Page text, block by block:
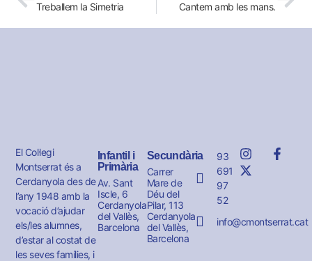
Treballem la Simetria
Cantem amb les mans.
El Col·legi
Montserrat és a
Cerdanyola des de
l’any 1948 amb la
vocació d’ajudar
els/les alumnes,
d’estar al costat de
les seves famílies, i
Infantil i
Primària
Av. Sant
Iscle, 6
Cerdanyola
del Vallès,
Barcelona
Secundària
Carrer
Mare de
Déu del
Pilar, 113
Cerdanyola
del Vallès,
Barcelona
93
691
97
52
info@cmontserrat.cat